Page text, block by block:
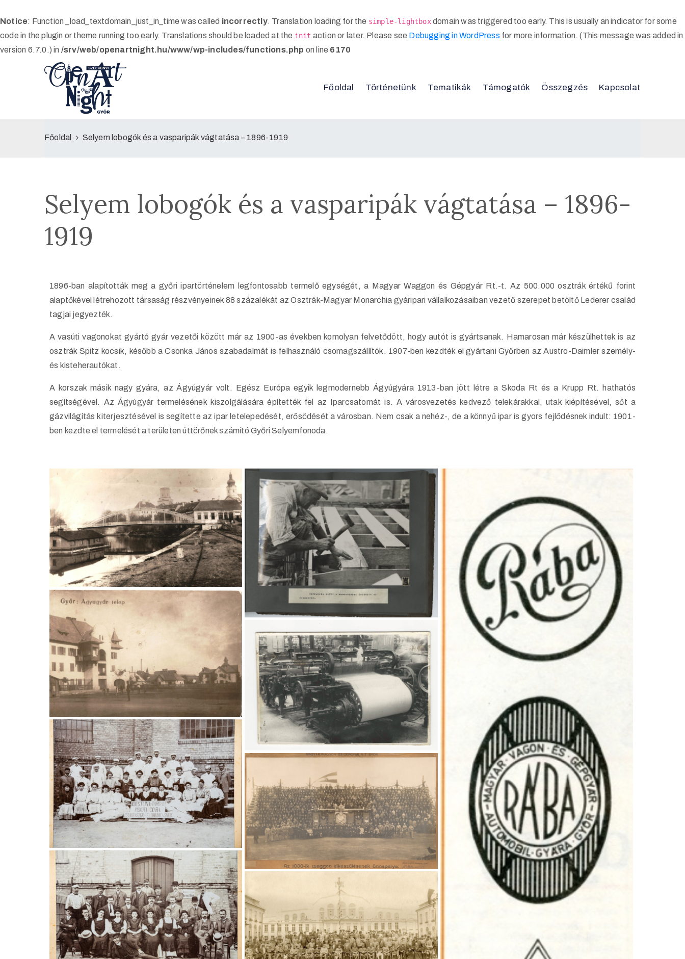
Notice: Function _load_textdomain_just_in_time was called incorrectly. Translation loading for the simple-lightboxdomain was triggered too early. This is usually an indicator for some
code in the plugin or theme running too early. Translations should be loaded at the init action or later. Please see Debugging in WordPress for more information. (This message was added in
version 6.7.0.) in /srv/web/openartnight.hu/www/wp-includes/functions.php on line 6170
Főoldal Történetünk Tematikák Támogatók Összegzés Kapcsolat
Főoldal Selyem lobogók és a vasparipák vágtatása – 1896-1919
Selyem lobogók és a vasparipák vágtatása – 1896-
1919
1896-ban alapították meg a győri ipartörténelem legfontosabb termelő egységét, a Magyar Waggon és Gépgyár Rt.-t. Az 500.000 osztrák értékű forint
alaptőkével létrehozott társaság részvényeinek 88 százalékát az Osztrák-Magyar Monarchia gyáripari vállalkozásaiban vezető szerepet betöltő Lederer család
tagjai jegyezték.
A vasúti vagonokat gyártó gyár vezetői között már az 1900-as években komolyan felvetődött, hogy autót is gyártsanak. Hamarosan már készülhettek is az
osztrák Spitz kocsik, később a Csonka János szabadalmát is felhasználó csomagszállítók. 1907-ben kezdték el gyártani Győrben az Austro-Daimler személy-
és kisteherautókat.
A korszak másik nagy gyára, az Ágyúgyár volt. Egész Európa egyik legmodernebb Ágyúgyára 1913-ban jött létre a Skoda Rt és a Krupp Rt. hathatós
segítségével. Az Ágyúgyár termelésének kiszolgálására építették fel az Iparcsatornát is. A városvezetés kedvező telekárakkal, utak kiépítésével, sőt a
gázvilágítás kiterjesztésével is segítette az ipar letelepedését, erősödését a városban. Nem csak a nehéz-, de a könnyű ipar is gyors fejlődésnek indult: 1901-
ben kezdte el termelését a területen úttörőnek számító Győri Selyemfonoda.